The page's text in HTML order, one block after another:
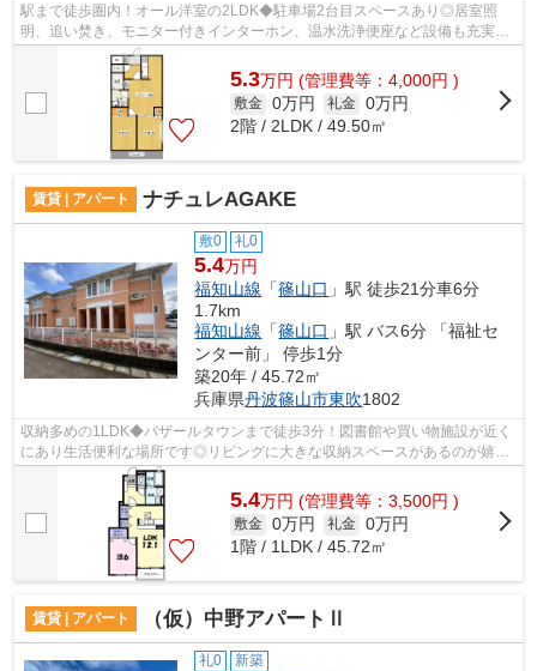
駅まで徒歩圏内！オール洋室の2LDK◆駐車場2台目スペースあり◎居室照
明、追い焚き、モニター付きインターホン、温水洗浄便座など設備も充実し
ています◎
5.3万円 (管理費等：4,000円 )
敷金 0万円 礼金 0万円
2階 / 2LDK / 49.50㎡
賃貸 | アパート ナチュレAGAKE
敷0 礼0
5.4万円
福知山線 「篠山口 」駅 徒歩21分車6分
1.7km
福知山線 「篠山口 」駅 バス6分 「福祉セ
ンター前」 停歩1分
築20年 / 45.72㎡
兵庫県丹波篠山市東吹1802
収納多めの1LDK◆バザールタウンまで徒歩3分！図書館や買い物施設が近く
にあり生活便利な場所です◎リビングに大きな収納スペースがあるのが嬉し
いですね♪駐車場2台OK！
5.4万円 (管理費等：3,500円 )
敷金 0万円 礼金 0万円
1階 / 1LDK / 45.72㎡
賃貸 | アパート （仮）中野アパートⅡ
礼0 新築